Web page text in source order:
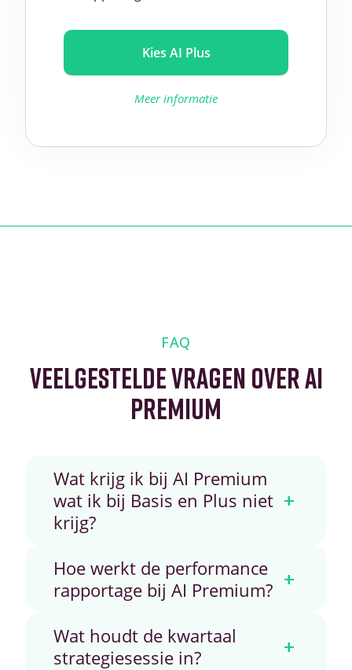
Kies AI Plus
Meer informatie
FAQ
VEELGESTELDE VRAGEN OVER AI
PREMIUM
Wat krijg ik bij AI Premium
wat ik bij Basis en Plus niet
krijg?
+
Hoe werkt de performance
rapportage bij AI Premium? +
Wat houdt de kwartaal
strategiesessie in?
+